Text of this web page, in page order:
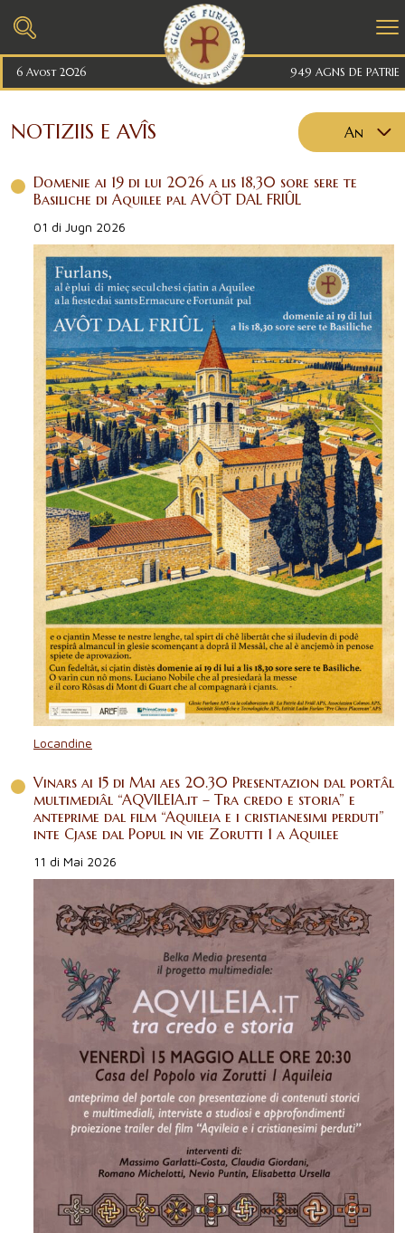
6 Avost 2026 949 AGNS DE PATRIE
NOTIZIIS E AVÎS An
2025
2022
2021
2020
2019
2018
2017
Antecedentis
Domenie ai 19 di lui 2026 a lis 18,30 sore sere te
Basiliche di Aquilee pal AVÔT DAL FRIÛL
01 di Jugn 2026
Locandine
Vinars ai 15 di Mai aes 20.30 Presentazion dal portâl
multimediâl “AQVILEIA.it – Tra credo e storia” e
anteprime dal film “Aquileia e i cristianesimi perduti”
inte Cjase dal Popul in vie Zorutti 1 a Aquilee
11 di Mai 2026